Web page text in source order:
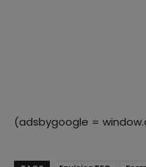
(adsbygoogle =